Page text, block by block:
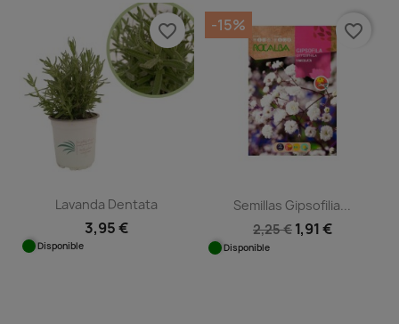
Lavanda Dentata
3,95 €
Disponible
favorite_border
Semillas Gipsofilia...
2,25 € 1,91 €
Disponible
-15% favorite_border